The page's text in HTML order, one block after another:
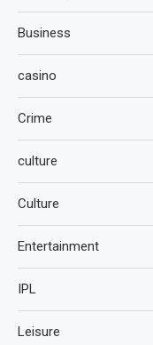
Business
casino
Crime
culture
Culture
Entertainment
IPL
Leisure